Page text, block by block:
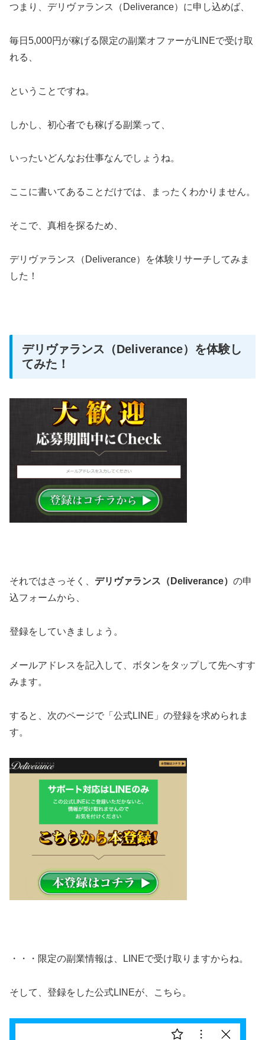
つまり、デリヴァランス（Deliverance）に申し込めば、
毎日5,000円が稼げる限定の副業オファーがLINEで受け取
れる、
ということですね。
しかし、初心者でも稼げる副業って、
いったいどんなお仕事なんでしょうね。
ここに書いてあることだけでは、まったくわかりません。
そこで、真相を探るため、
デリヴァランス（Deliverance）を体験リサーチしてみま
した！
デリヴァランス（Deliverance）を体験し
てみた！
それではさっそく、 デリヴァランス（Deliverance） の申
込フォームから、
登録をしていきましょう。
メールアドレスを記入して、ボタンをタップして先へすす
みます。
すると、次のページで「公式LINE」の登録を求められま
す。
・・・限定の副業情報は、LINEで受け取りますからね。
そして、登録をした公式LINEが、こちら。